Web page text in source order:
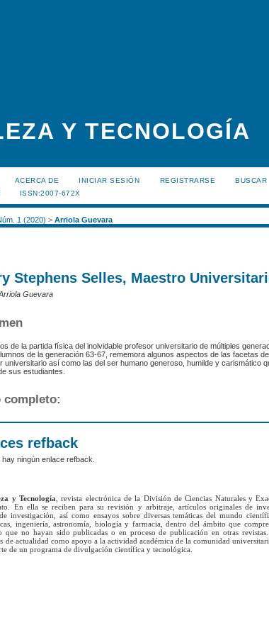
Y TECNOLOGÍA
ACERCA DE INICIAR SESIÓN REGISTRARSE BUSCAR
ISSN:2007-672X
1 (2020) >Arriola Guevara
Stephens Selles, Maestro
Guevara
de la partida física del inolvidable profesor universitario de múltiples
de la generación 63-67, rememora algunos aspectos de las facetas
universitario así como las del ser humano generoso, humilde y carismático
sus estudiantes.
completo:
refback
hay ningún enlace refback.
y Tecnología , revista electrónica de la División de Ciencias Naturales y
En ella se reciben para su revisión y arbitraje, artículos originales de
investigación, así como ensayos sobre diversas temáticas del mundo
ingeniería, astronomía, biología y farmacia, dentro del ámbito que
que no hayan sido publicadas o en proceso de publicación en otras
de actualidad como apoyo a la actividad académica de la comunidad
de un programa de divulgación científica y tecnológica.